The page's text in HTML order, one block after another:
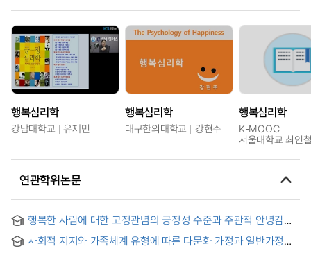
행복심리학
강남대학교 유제민
행복심리학
대구한의대학교 강현주
행복심리학
K-MOOC
서울대학교 최인
연관학위논문
행복한 사람에 대한 고정관념의 긍정성 수준과 주관적 안녕감의
사회적 지지와 가족체계 유형에 따른 다문화 가정과 일반가정